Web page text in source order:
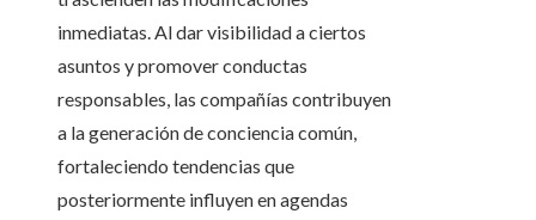
inmediatas. Al dar visibilidad a ciertos
asuntos y promover conductas
responsables, las compañías contribuyen
a la generación de conciencia común,
fortaleciendo tendencias que
posteriormente influyen en agendas